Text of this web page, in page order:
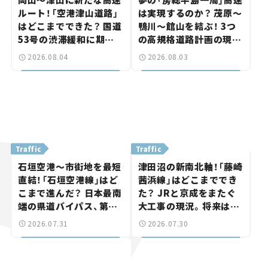
ルート！「空港津山道路」
はどこまでできた？ 国道
53号の渋滞緩和に期待。
岡山市側でも動きが【い
2026.08.04
は実現するのか？ 茂原～
鴨川～館山を結ぶ！ 3つ
の高規格道路計画の現
状。「館山鴨川道路」で検
2026.08.03
Traffic
石垣空港～市街地を最短
直結！「石垣空港線」はど
こまで進んだ？ 日本最南
端の県道バイパス、第2
工区も延伸開通 【いま気
2026.07.31
Traffic
津田沼の新南北軸！「藤崎
茜浜線」はどこまででき
た？ JRと京成をまたぐ
大工事の現況。将来は
「習志野～鎌ケ谷」を最短
2026.07.30